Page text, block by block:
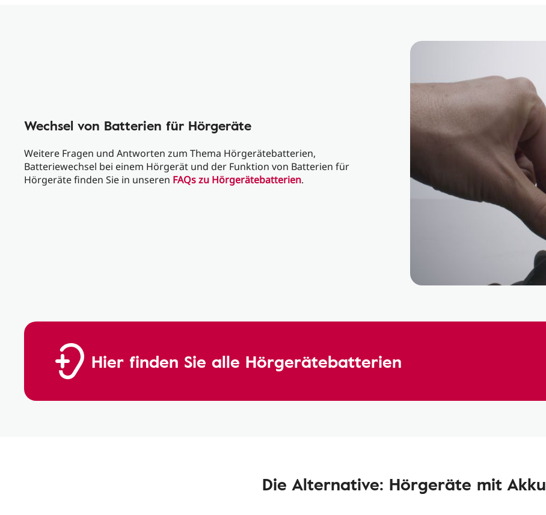
Wechsel von Batterien für Hörgeräte
Weitere Fragen und Antworten zum Thema Hörgerätebatterien,
Batteriewechsel bei einem Hörgerät und der Funktion von Batterien für
Hörgeräte finden Sie in unseren FAQs zu Hörgerätebatterien.
Hier finden Sie alle Hörgerätebatterien
Die Alternative: Hörgeräte mit Akku